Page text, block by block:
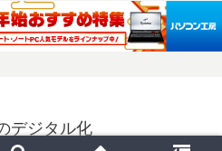
デジタル化